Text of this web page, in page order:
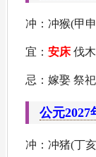
冲：冲猴(甲
宜： 安床伐木
忌：嫁娶 祭
公元2027
冲：冲猪(丁